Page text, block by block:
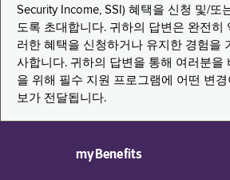
Security Income, SSI) 혜택을 신청 및/또
도록 초대합니다. 귀하의 답변은 완전히
러한 혜택을 신청하거나 유지한 경험을
사합니다. 귀하의 답변을 통해 여러분을
을 위해 필수 지원 프로그램에 어떤 변
보가 전달됩니다.
myBenefits